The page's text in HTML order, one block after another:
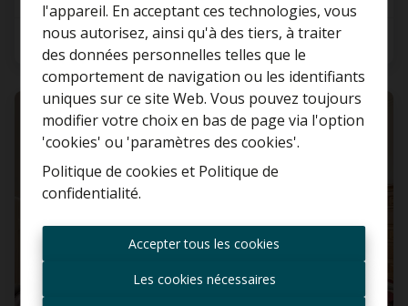
l'appareil. En acceptant ces technologies, vous
nous autorisez, ainsi qu'à des tiers, à traiter
des données personnelles telles que le
comportement de navigation ou les identifiants
uniques sur ce site Web. Vous pouvez toujours
modifier votre choix en bas de page via l'option
'cookies' ou 'paramètres des cookies'.
Politique de cookies et Politique de
confidentialité.
Accepter tous les cookies
Les cookies nécessaires
2 1 75 m²
VENDU
Curieux de connaître la
valeur de votre maison ?
Estimation gratuite
Toujours être le premier
informé des nouvelles
offres ?